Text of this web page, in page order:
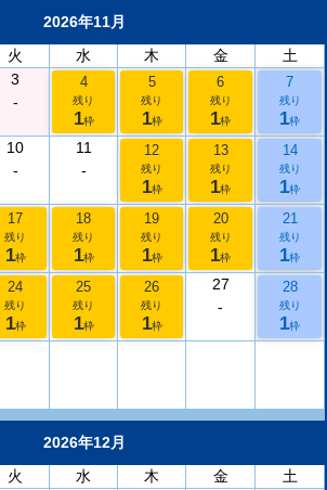
2026年11月
火 水 木 金
土
3
-
4
残り
1枠
5
残り
1枠
6
残り
1枠
7
残り
1枠
10
-
11
-
12
残り
1枠
13
残り
1枠
14
残り
1枠
17
残り
1枠
18
残り
1枠
19
残り
1枠
20
残り
1枠
21
残り
1枠
24
残り
1枠
25
残り
1枠
26
残り
1枠
27
-
28
残り
1枠
2026年12月
火 水 木 金
土